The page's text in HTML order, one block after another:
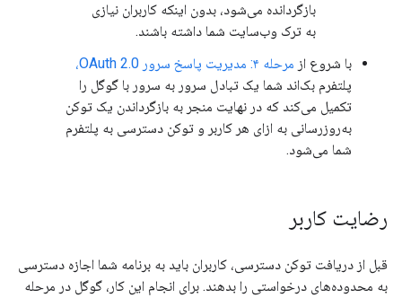
بازگردانده می‌شود، بدون اینکه کاربران نیازی
به ترک وب‌سایت شما داشته باشند.
با شروع از مرحله ۴: مدیریت پاسخ سرور OAuth 2.0،
پلتفرم بک‌اند شما یک تبادل سرور به سرور با گوگل را
تکمیل می‌کند که در نهایت منجر به بازگرداندن یک توکن
به‌روزرسانی به ازای هر کاربر و توکن دسترسی به پلتفرم
شما می‌شود.
رضایت کاربر
قبل از دریافت توکن دسترسی، کاربران باید به برنامه شما اجازه دسترسی
به محدوده‌های درخواستی را بدهند. برای انجام این کار، گوگل در مرحله